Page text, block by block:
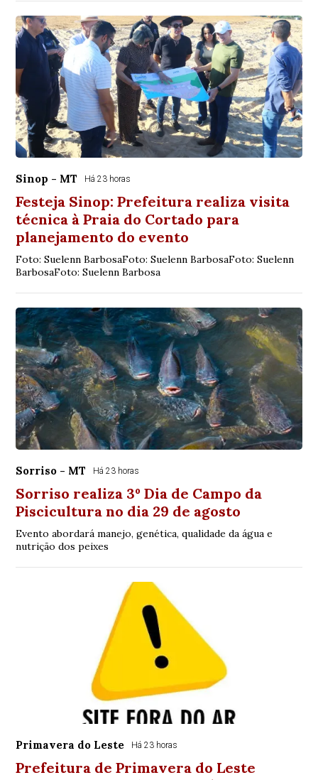
Sinop - MT Há 23 horas
Festeja Sinop: Prefeitura realiza visita
técnica à Praia do Cortado para
planejamento do evento
Foto: Suelenn BarbosaFoto: Suelenn BarbosaFoto: Suelenn
BarbosaFoto: Suelenn Barbosa
Sorriso - MT Há 23 horas
Sorriso realiza 3º Dia de Campo da
Piscicultura no dia 29 de agosto
Evento abordará manejo, genética, qualidade da água e
nutrição dos peixes
Primavera do Leste Há 23 horas
Prefeitura de Primavera do Leste